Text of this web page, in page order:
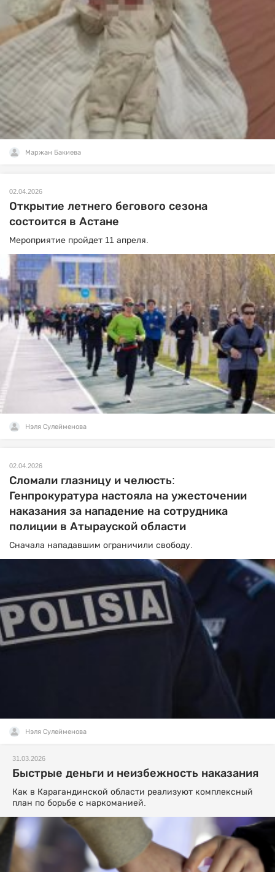
Маржан Бакиева
02.04.2026
Открытие летнего бегового сезона
состоится в Астане
Мероприятие пройдет 11 апреля.
Нэля Сулейменова
02.04.2026
Сломали глазницу и челюсть:
Генпрокуратура настояла на ужесточении
наказания за нападение на сотрудника
полиции в Атырауской области
Сначала нападавшим ограничили свободу.
Нэля Сулейменова
31.03.2026
Быстрые деньги и неизбежность наказания
Как в Карагандинской области реализуют комплексный
план по борьбе с наркоманией.